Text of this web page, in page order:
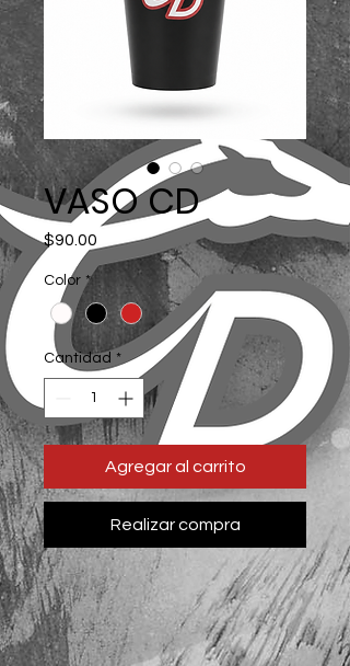
VASO CD
$90.00 Precio
Color *
Cantidad *
Agregar al carrito
Realizar compra